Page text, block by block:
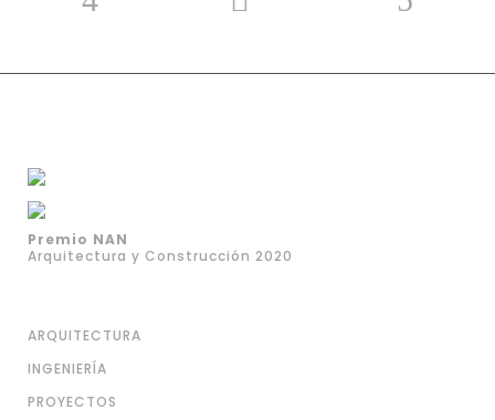
Premio NAN
Arquitectura y Construcción 2020
ARQUITECTURA
INGENIERÍA
PROYECTOS